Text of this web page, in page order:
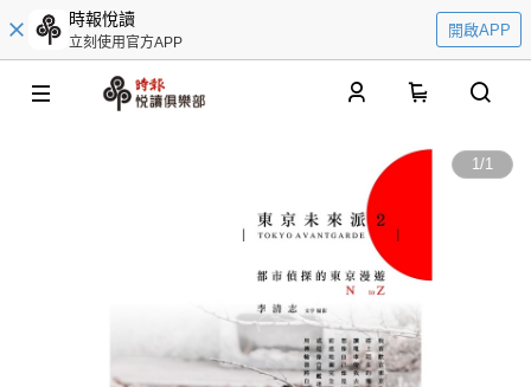
時報悅讀
立刻使用官方APP
開啟APP
1/1